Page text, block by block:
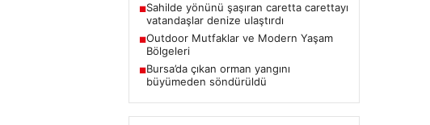
■Sahilde yönünü şaşıran caretta carettayı
vatandaşlar denize ulaştırdı
■Outdoor Mutfaklar ve Modern Yaşam
Bölgeleri
■Bursa’da çıkan orman yangını
büyümeden söndürüldü